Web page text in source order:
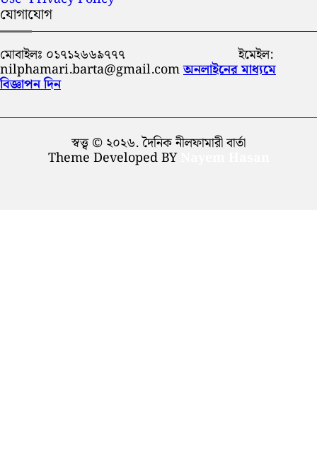
যোগাযোগ
মোবাইলঃ ০১৭১২৬৬৯৭৭৭ ইমেইল:
nilphamari.barta@gmail.comঅনলাইনের মাধ্যমে
বিজ্ঞাপন দিন
স্বত্ত্ব © ২০২৬. দৈনিক নীলফামারী বার্তা
Theme Developed BY